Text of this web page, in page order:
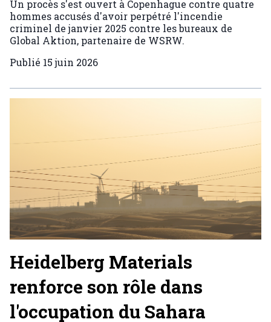
Un procès s'est ouvert à Copenhague contre quatre
hommes accusés d'avoir perpétré l'incendie
criminel de janvier 2025 contre les bureaux de
Global Aktion, partenaire de WSRW.
Publié 15 juin 2026
Heidelberg Materials
renforce son rôle dans
l'occupation du Sahara